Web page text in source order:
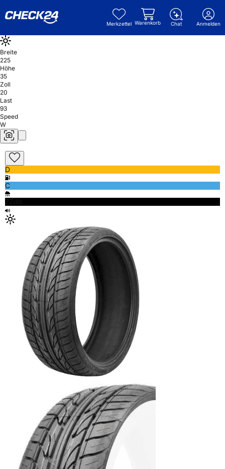
Merkzettel Warenkorb Chat Anmelden
Breite
225
Höhe
35
Zoll
20
Last
93
Speed
W
D
C
72db